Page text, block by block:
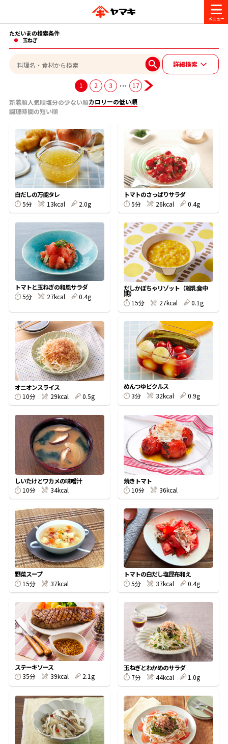
商品情報
ヤマキ『めんつゆ』 ヤマキ 割烹白だし
旨さ、別格。だし屋の鍋 韓福善シリーズ
サッと鍋® 楽チン鍋®
楽チン屋® ストレートつゆ
新鮮一番 『氷熟®』
レシピ
おいしいレシピを探す
おいしいレシピトップ
主食レシピ
主菜レシピ
汁物レシピ
時短レシピ
おいしいレシピを商品から探す
かつお節レシピ
めんつゆレシピ
割烹白だしレシピ
レシピ特設サイト
割烹白だしレシピ特集
かつおだしが決め手！簡単茶碗蒸し
かつお節・だしを楽しむ
かつお節・だしを知る
だしの取り方
かつお節の削り方
かつお節・だしをもっと知る
ヤマキ かつお節プラス®
かつお節・だしを楽しむ
だしコミュ
CM・キャンペーン
キャンペーン一覧
企業・採用情報
企業情報
- 百年対話
- ヤマキ かつお節プラス®
採用情報
- ジョブリターン制
お問い合わせ
ヤマキお客様相談室
オンラインショップ
コミュニティサイト
Global
ただいまの検索条件
玉ねぎ
詳細検索
1 2 3 …
17
新着順人気順塩分の少ない順カロリーの低い順
調理時間の短い順
白だしの万能タレ
5分
13kcal 2.0g
トマトのさっぱりサラダ
5分
26kcal 0.4g
トマトと玉ねぎの和風サラダ
5分
27kcal 0.4g
だしかぼちゃリゾット（離乳食中
期）
15分
27kcal 0.1g
オニオンスライス
10分
29kcal 0.5g
めんつゆピクルス
3分
32kcal 0.9g
しいたけとワカメの味噌汁
10分
34kcal
焼きトマト
10分
36kcal
野菜スープ
15分
37kcal
トマトの白だし塩昆布和え
5分
37kcal 0.4g
ステーキソース
35分
39kcal 2.1g
玉ねぎとわかめのサラダ
7分
44kcal 1.0g